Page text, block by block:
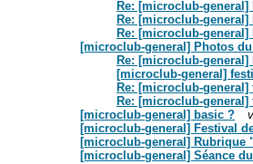
Re: [microclub-
Re: [microclub-
Re: [microclub-
[microclub-general] Photos
Re: [microclub-
[microclub-general]
Re: [microclub-
Re: [microclub-
[microclub-general] basic ?
[microclub-general] Festival
[microclub-general] Rubrique
[microclub-general] Séance